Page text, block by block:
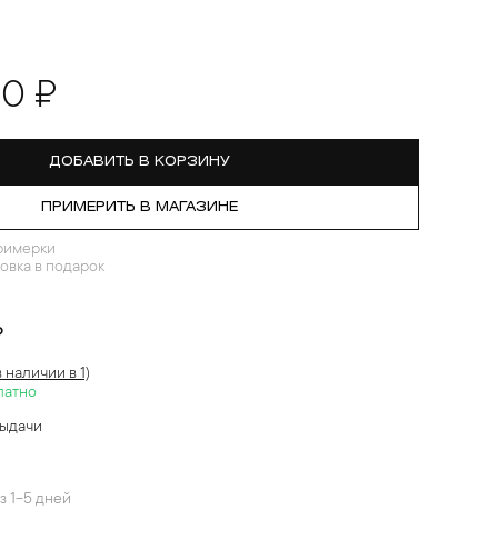
₽
ДОБАВИТЬ В КОРЗИНУ
ПРИМЕРИТЬ В МАГАЗИНЕ
в подарок
наличии в 1)
1-5 дней